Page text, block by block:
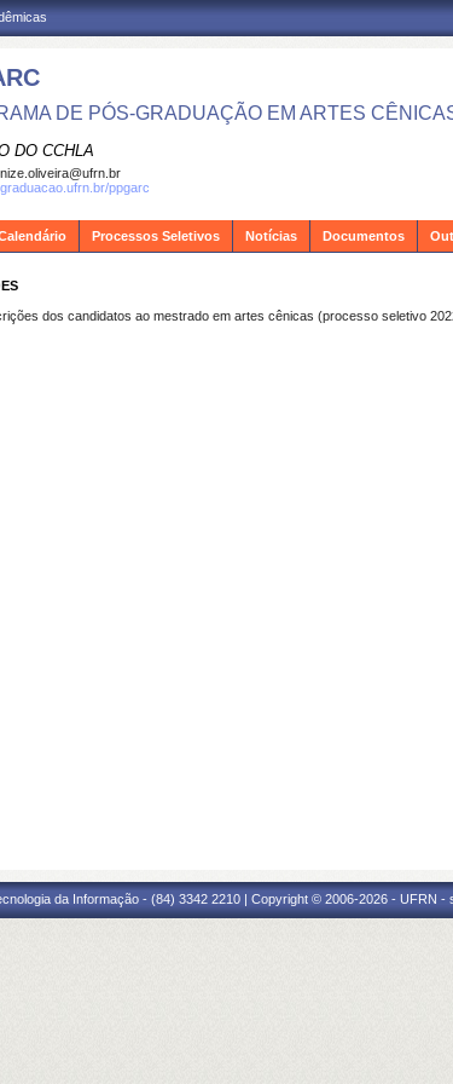
DE PÓS-GRADUAÇÃO EM ARTES
DO CCHLA
ppgarc
Processos Seletivos Notícias Documentos
dos candidatos ao mestrado em artes cênicas (processo seletivo
da Informação - (84) 3342 2210 | Copyright © 2006-2026 - UFRN